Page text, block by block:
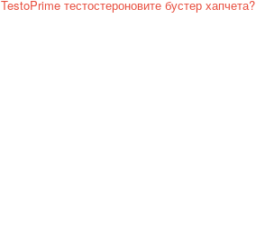
TestoPrime тестостероновите бустер хапчета?